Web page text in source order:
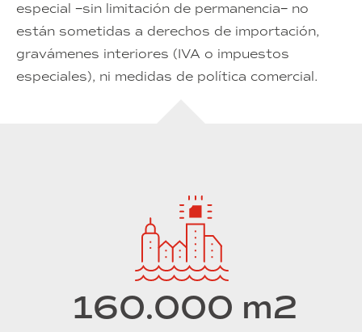
especial −sin limitación de permanencia− no
están sometidas a derechos de importación,
gravámenes interiores (IVA o impuestos
especiales), ni medidas de política comercial.
160.000 m2